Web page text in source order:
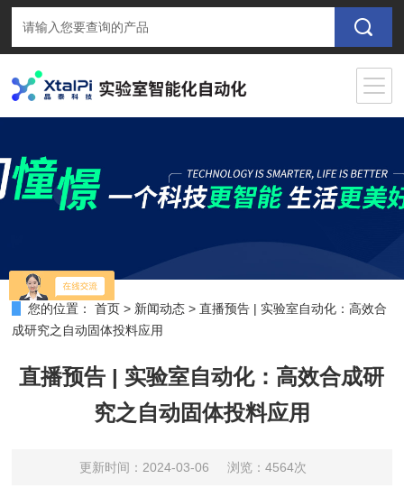
您的位置： 首页 > 新闻动态 >直播预告 | 实验室自动化：高效合
成研究之自动固体投料应用
直播预告 | 实验室自动化：高效合成研
究之自动固体投料应用
更新时间：2024-03-06 浏览：4564次